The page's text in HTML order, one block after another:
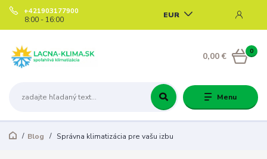
Menu
EUR
+421903177900
8:00 - 16:00
0
0,00 €
Blog Správna klimatizácia pre vašu izbu